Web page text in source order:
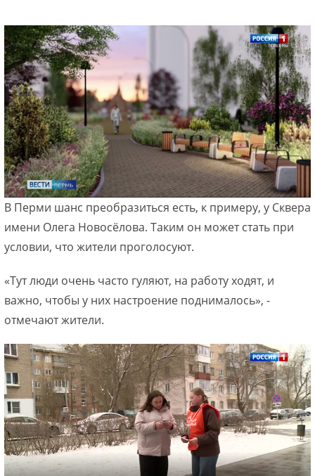
В Перми шанс преобразиться есть, к примеру, у Сквера
имени Олега Новосёлова. Таким он может стать при
условии, что жители проголосуют.
«Тут люди очень часто гуляют, на работу ходят, и
важно, чтобы у них настроение поднималось», -
отмечают жители.